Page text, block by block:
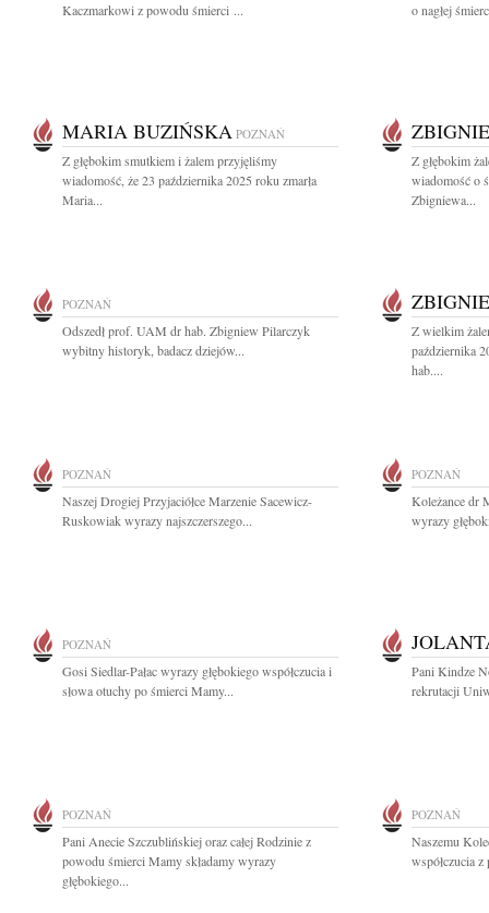
Kaczmarkowi z powodu śmierci ...
o nagłej
MARIA BUZIŃSKA POZNAŃ
Z głębokim smutkiem i żalem przyjęliśmy
wiadomość, że 23 października 2025 roku zmarła
Maria...
Z głębokim
wiadomość o
Zbigniewa...
POZNAŃ
Odszedł prof. UAM dr hab. Zbigniew Pilarczyk
wybitny historyk, badacz dziejów...
Z wielkim
października
hab....
POZNAŃ
Naszej Drogiej Przyjaciółce Marzenie Sacewicz-
Ruskowiak wyrazy najszczerszego...
POZNAŃ
Koleżance dr
wyrazy
POZNAŃ
Gosi Siedlar-Pałac wyrazy głębokiego współczucia i
słowa otuchy po śmierci Mamy...
Pani Kindze
rekrutacji
POZNAŃ
Pani Anecie Szczublińskiej oraz całej Rodzinie z
powodu śmierci Mamy składamy wyrazy
głębokiego...
POZNAŃ
Naszemu
współczucia